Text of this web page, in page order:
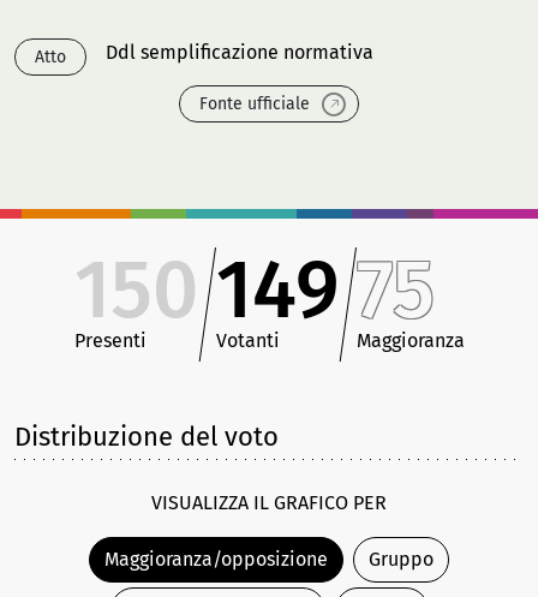
Atto Ddl semplificazione normativa
Fonte ufficiale
150
Presenti
149
Votanti
75
Maggioranza
Distribuzione del voto
VISUALIZZA IL GRAFICO PER
Maggioranza/opposizione Gruppo